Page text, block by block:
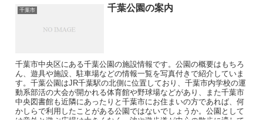
千葉市 千葉公園の案内
千葉市中央区にある千葉公園の施設情報です。公園の概要はもちろ
ん、遊具や施設、駐車場などの情報一覧を写真付きで紹介していま
す。千葉公園はJR千葉駅の北側に位置しており、千葉市内学校の運
動系部活の大会が開かれる体育館や野球場などがあり、また千葉市
中央図書館も近隣にあったりと千葉市にお住まいの方であれば、何
かしらで利用したことがある公園ではないでしょうか。公園として
は意外と遊ぶ広場は大きくなく、池や遊歩道が中心の散歩に適して